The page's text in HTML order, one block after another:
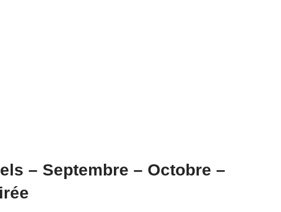
– Septembre – Octobre –